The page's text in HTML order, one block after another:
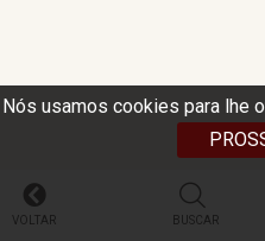
Nós usamos cookies para lhe
VOLTAR BUSCAR